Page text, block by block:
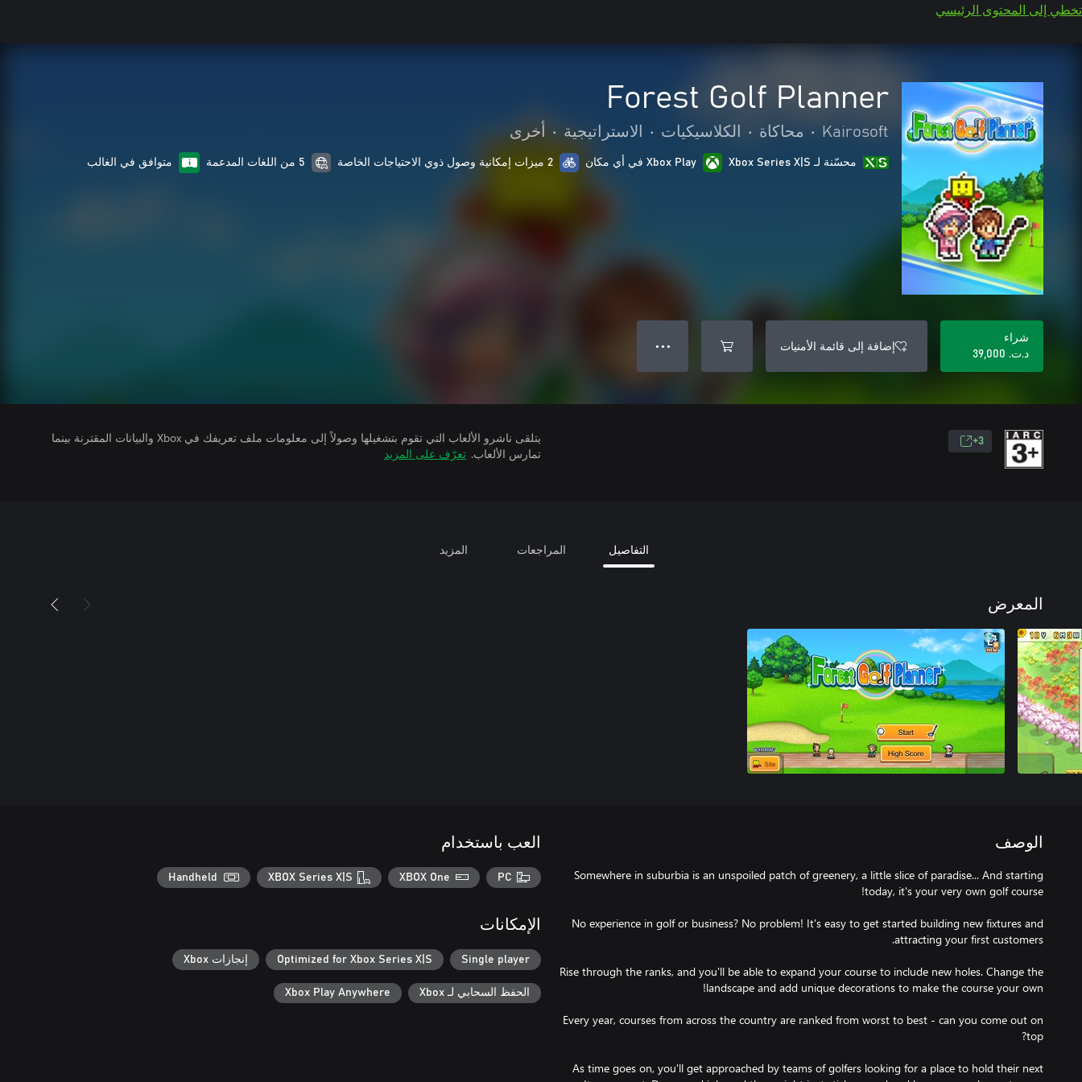
تخطي إلى المحتوى الرئيسي
Forest Golf Planner
Kairosoft
• محاكاة • الكلاسيكيات • الاستراتيجية • أخرى
محسّنة لـ Xbox Series X|S Xbox Play في أي مكان 2 ميزات إمكانية وصول ذوي الاحتياجات الخاصة 5 من اللغات المدعمة متوافق في الغالب
شراء
د.ت.‏ 39,000
إضافة إلى قائمة الأمنيات ● ● ●
3+
يتلقى ناشرو الألعاب التي تقوم بتشغيلها وصولاً إلى معلومات ملف تعريفك في Xbox والبيانات المقترنة بينما
تمارس الألعاب. تعرّف على المزيد
التفاصيل المراجعات المزيد
المعرض
الوصف
Somewhere in suburbia is an unspoiled patch of greenery, a little slice of paradise... And starting
No experience in golf or business? No problem! It's easy to get started building new fixtures and
Rise through the ranks, and you'll be able to expand your course to include new holes. Change the
Every year, courses from across the country are ranked from worst to best - can you come out on
As time goes on, you'll get approached by teams of golfers looking for a place to hold their next
العب باستخدام
PC
XBOX One
XBOX Series X|S
Handheld
الإمكانات
Single player
Optimized for Xbox Series X|S إنجازات Xbox
الحفظ السحابي لـ Xbox Xbox Play Anywhere